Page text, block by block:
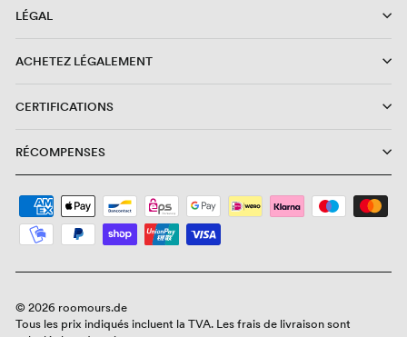
LÉGAL
ACHETEZ LÉGALEMENT
CERTIFICATIONS
RÉCOMPENSES
© 2026 roomours.de
Tous les prix indiqués incluent la TVA. Les frais de livraison sont